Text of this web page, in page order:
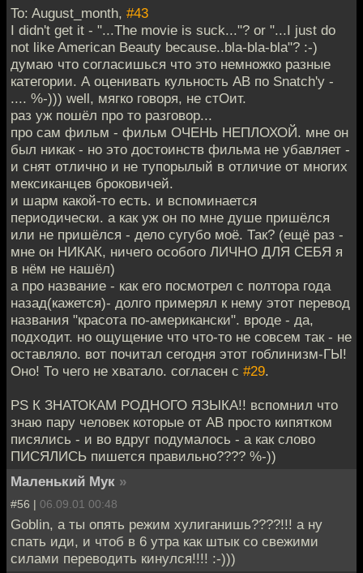
To: August_month, #43
I didn't get it - "...The movie is suck..."? or "...I just do
not like American Beauty because..bla-bla-bla"? :-)
думаю что согласишься что это немножко разные
категории. А оценивать кульность AB по Snatch'у -
.... %-))) well, мягко говоря, не стОит.
раз уж пошёл про то разговор...
про сам фильм - фильм ОЧЕНЬ НЕПЛОХОЙ. мне он
был никак - но это достоинств фильма не убавляет -
и снят отлично и не тупорылый в отличие от многих
мексиканцев броковичей.
и шарм какой-то есть. и вспоминается
периодически. а как уж он по мне душе пришёлся
или не пришёлся - дело сугубо моё. Так? (ещё раз -
мне он НИКАК, ничего особого ЛИЧНО ДЛЯ СЕБЯ я
в нём не нашёл)
а про название - как его посмотрел с полтора года
назад(кажется)- долго примерял к нему этот перевод
названия "красота по-американски". вроде - да,
подходит. но ощущение что что-то не совсем так - не
оставляло. вот почитал сегодня этот гоблинизм-ГЫ!
Оно! То чего не хватало. согласен с #29.
PS К ЗНАТОКАМ РОДНОГО ЯЗЫКА!! вспомнил что
знаю пару человек которые от AB просто кипятком
писялись - и во вдруг подумалось - а как слово
ПИСЯЛИСЬ пишется правильно???? %-))
Маленький Мук »
#56 | 06.09.01 00:48
Goblin, а ты опять режим хулиганишь????!!! а ну
спать иди, и чтоб в 6 утра как штык со свежими
силами переводить кинулся!!!! :-)))